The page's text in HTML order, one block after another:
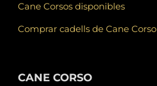
Cane Corsos disponibles
Comprar cadells de Cane Corso
CANE CORSO